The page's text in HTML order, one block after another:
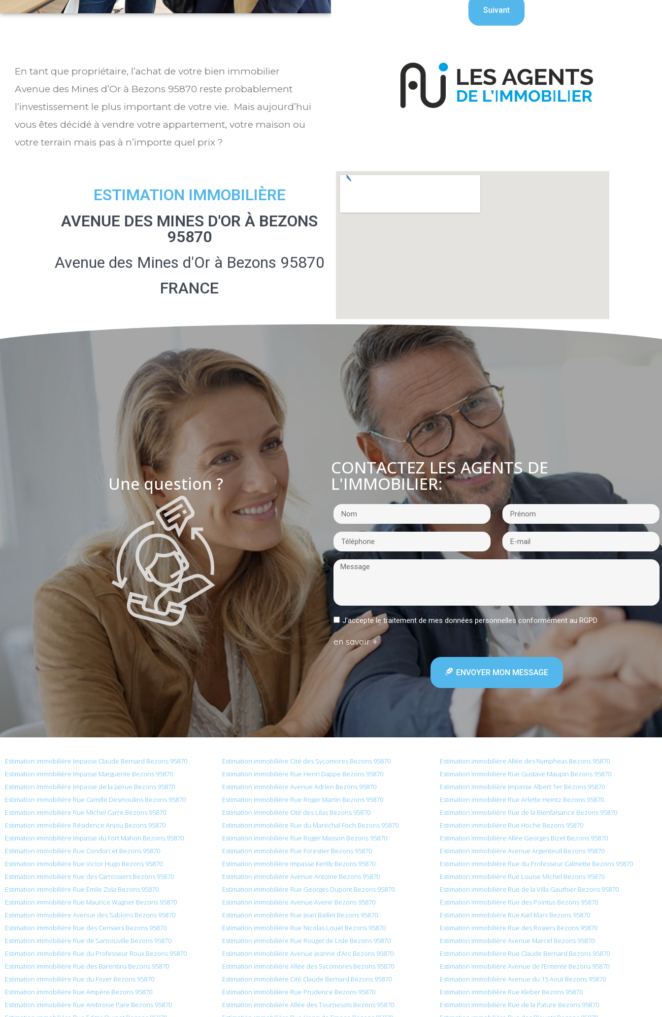
En tant que propriétaire, l’achat de votre bien immobilier
Avenue des Mines d’Or à Bezons 95870 reste probablement
l’investissement le plus important de votre vie. Mais aujourd’hui
vous êtes décidé à vendre votre appartement, votre maison ou
votre terrain mais pas à n’importe quel prix ?
ESTIMATION IMMOBILIÈRE
AVENUE DES MINES D'OR À BEZONS
95870
Avenue des Mines d'Or à Bezons 95870
FRANCE
Une question ?
CONTACTEZ LES AGENTS DE
L'IMMOBILIER:
J'accepte le traitement de mes données personnelles conformément au RGPD
en savoir +
ENVOYER MON MESSAGE
Estimation immobilière Impasse Claude Bernard Bezons 95870 Estimation immobilière Cité des Sycomores Bezons 95870
Estimation immobilière Allée des Nympheas Bezons 95870
Estimation immobilière Impasse Marguerite Bezons 95870
Estimation immobilière Rue Henri Dappe Bezons 95870
Estimation immobilière Rue Gustave Maupin Bezons 95870
Estimation immobilière Impasse de la Jajoue Bezons 95870
Estimation immobilière Avenue Adrien Bezons 95870
Estimation immobilière Impasse Albert 1er Bezons 95870
Estimation immobilière Rue Camille Desmoulins Bezons 95870
Estimation immobilière Rue Roger Martin Bezons 95870
Estimation immobilière Rue Arlette Heintz Bezons 95870
Estimation immobilière Rue Michel Carre Bezons 95870
Estimation immobilière Cité des Lilas Bezons 95870
Estimation immobilière Rue de la Bienfaisance Bezons 95870
Estimation immobilière Résidence Anjou Bezons 95870
Estimation immobilière Rue du Maréchal Foch Bezons 95870
Estimation immobilière Rue Hoche Bezons 95870
Estimation immobilière Impasse du Fort Mahon Bezons 95870
Estimation immobilière Rue Roger Masson Bezons 95870
Estimation immobilière Allée Georges Bizet Bezons 95870
Estimation immobilière Rue Condorcet Bezons 95870
Estimation immobilière Rue Forestier Bezons 95870
Estimation immobilière Avenue Argenteuil Bezons 95870
Estimation immobilière Rue Victor Hugo Bezons 95870
Estimation immobilière Impasse Kerlily Bezons 95870
Estimation immobilière Rue du Professeur Calmette Bezons 95870
Estimation immobilière Rue des Carrossiers Bezons 95870
Estimation immobilière Avenue Antoine Bezons 95870
Estimation immobilière Rue Louise Michel Bezons 95870
Estimation immobilière Rue Émile Zola Bezons 95870
Estimation immobilière Rue Georges Dupont Bezons 95870
Estimation immobilière Rue de la Villa Gauthier Bezons 95870
Estimation immobilière Rue Maurice Wagner Bezons 95870
Estimation immobilière Avenue Avenir Bezons 95870
Estimation immobilière Rue des Pointus Bezons 95870
Estimation immobilière Avenue des Sablons Bezons 95870
Estimation immobilière Rue Jean Baillet Bezons 95870
Estimation immobilière Rue Karl Marx Bezons 95870
Estimation immobilière Rue des Cerisiers Bezons 95870
Estimation immobilière Rue Nicolas Louet Bezons 95870
Estimation immobilière Rue des Rosiers Bezons 95870
Estimation immobilière Rue de Sartrouville Bezons 95870
Estimation immobilière Rue Rouget de Lisle Bezons 95870
Estimation immobilière Avenue Marcel Bezons 95870
Estimation immobilière Rue du Professeur Roux Bezons 95870
Estimation immobilière Avenue Jeanne d’Arc Bezons 95870
Estimation immobilière Rue Claude Bernard Bezons 95870
Estimation immobilière Rue des Barentins Bezons 95870
Estimation immobilière Allée des Sycomores Bezons 95870
Estimation immobilière Avenue de l’Entente Bezons 95870
Estimation immobilière Rue du Foyer Bezons 95870
Estimation immobilière Cité Claude Bernard Bezons 95870
Estimation immobilière Avenue du 15 Aout Bezons 95870
Estimation immobilière Rue Ampère Bezons 95870
Estimation immobilière Rue Prudence Bezons 95870
Estimation immobilière Rue Kleber Bezons 95870
Estimation immobilière Rue Ambroise Pare Bezons 95870
Estimation immobilière Allée des Tournesols Bezons 95870
Estimation immobilière Rue de la Pature Bezons 95870